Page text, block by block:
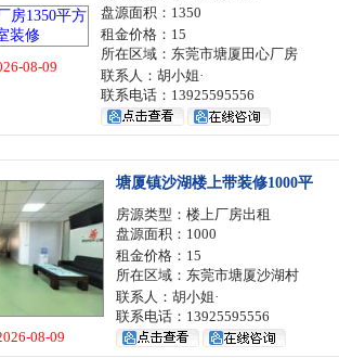
08-09
盘源面积：1350
租金价格：15
所在区域：东莞市塘厦田心厂房
联系人：胡小姐·
联系电话：13925595556
08-09
塘厦镇沙湖楼上带装修1000平
房源类型：楼上厂房出租
盘源面积：1000
租金价格：15
所在区域：东莞市塘厦沙湖村
联系人：胡小姐·
联系电话：13925595556